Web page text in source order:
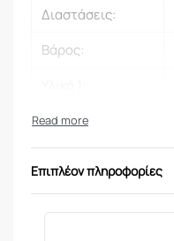
Διαστάσεις:
Βάρος:
Επιπλέον πληροφορίες